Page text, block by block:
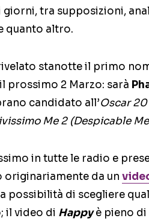
giorni, tra supposizioni,
quanto altro.
rivelato stanotte il primo
prossimo 2 Marzo: sarà
candidato all’Oscar
Me 2 (Despicable
in tutte le radio e
originariamente da un
possibilità di scegliere
il video di Happyè pieno di